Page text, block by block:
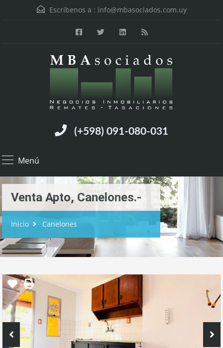
Escríbenos a : info@mbasociados.com.uy
(+598) 091-080-031
Menú
Venta Apto, Canelones.-
Inicio Canelones